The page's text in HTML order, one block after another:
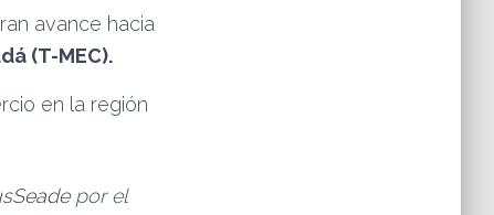
avance hacia
(T-MEC).
en la región
por el